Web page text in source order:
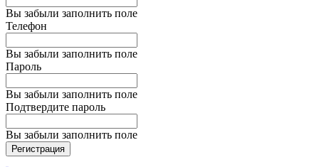
Вы забыли заполнить поле
Телефон
Вы забыли заполнить поле
Пароль
Вы забыли заполнить поле
Подтвердите пароль
Вы забыли заполнить поле
Регистрация